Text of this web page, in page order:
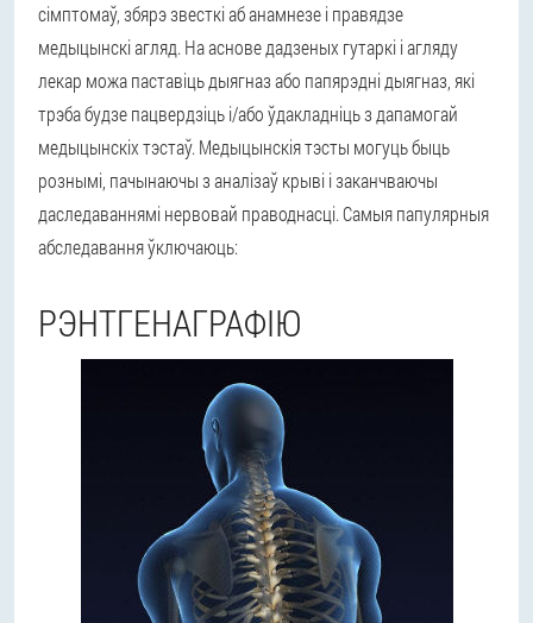
сімптомаў, збярэ звесткі аб анамнезе і правядзе
медыцынскі агляд. На аснове дадзеных гутаркі і агляду
лекар можа паставіць дыягназ або папярэдні дыягназ, які
трэба будзе пацвердзіць і/або ўдакладніць з дапамогай
медыцынскіх тэстаў. Медыцынскія тэсты могуць быць
рознымі, пачынаючы з аналізаў крыві і заканчваючы
даследаваннямі нервовай праводнасці. Самыя папулярныя
абследавання ўключаюць:
РЭНТГЕНАГРАФІЮ